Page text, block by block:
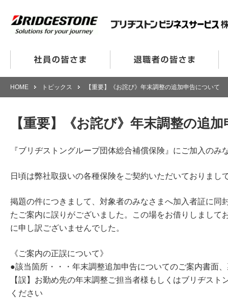
HOME トピックス 【重要】《お詫び》年末調整の追加申告について
【重要】《お詫び》年末調整の追
『ブリヂストングループ団体総合補償保険』にご加入のみ
日頃は弊社取扱いの各種保険をご契約いただいておりまし
掲題の件につきまして、対象者のみなさまへ加入者証に同
たご案内に誤りがございました。この場をお借りしまして
に申し訳ございませんでした。
《ご案内の正誤について》
●該当箇所・・・年末調整追加申告についてのご案内書面
【誤】お勤め先の年末調整ご担当者様もしくはブリヂスト
ください